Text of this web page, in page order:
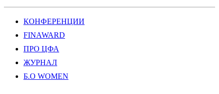
КОНФЕРЕНЦИИ
FINAWARD
ПРО ЦФА
ЖУРНАЛ
Б.О WOMEN